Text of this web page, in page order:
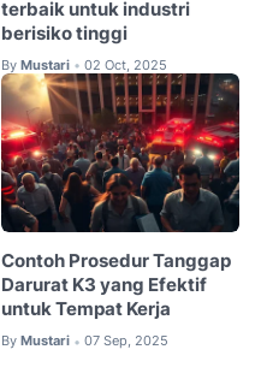
terbaik untuk industri
berisiko tinggi
By Mustari • 02 Oct, 2025
Contoh Prosedur Tanggap
Darurat K3 yang Efektif
untuk Tempat Kerja
By Mustari • 07 Sep, 2025